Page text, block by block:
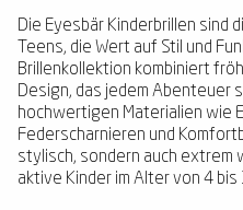
Die Eyesbär Kinderbrillen sind
Teens, die Wert auf Stil und
Brillenkollektion kombiniert
Design, das jedem Abenteuer
hochwertigen Materialien wie
Federscharnieren und
stylisch, sondern auch extrem
aktive Kinder im Alter von 4 bis